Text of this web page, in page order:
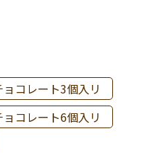
ョコレート3個入リ
ョコレート6個入リ